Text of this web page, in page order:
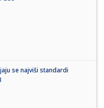
se najviši standardi